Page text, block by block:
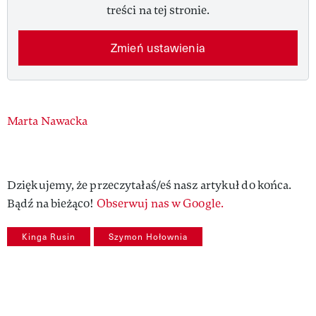
treści na tej stronie.
Zmień ustawienia
Authors
Marta Nawacka
Dziękujemy, że przeczytałaś/eś nasz artykuł do końca.
Bądź na bieżąco! Obserwuj nas w Google.
Kinga Rusin Szymon Hołownia